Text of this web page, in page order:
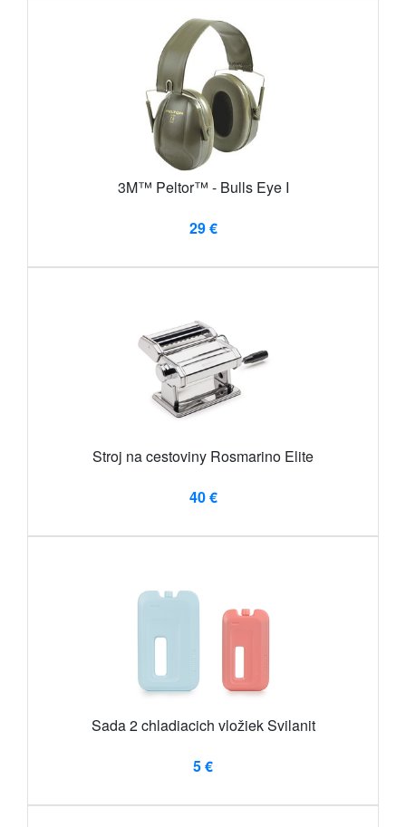
3M™ Peltor™ - Bulls Eye I
29 €
Stroj na cestoviny Rosmarino Elite
40 €
Sada 2 chladiacich vložiek Svilanit
5 €